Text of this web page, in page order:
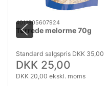
4011905607924
Tørrede melorme 70g
Standard salgspris DKK 35,00
DKK 25,00
DKK 20,00 ekskl. moms